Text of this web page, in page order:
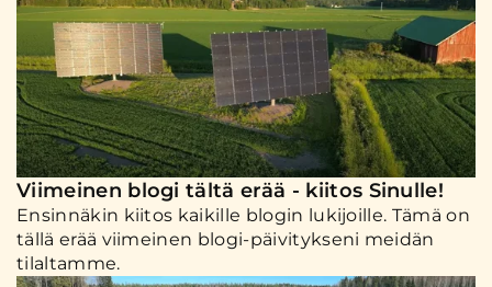
Viimeinen blogi tältä erää - kiitos Sinulle!
Ensinnäkin kiitos kaikille blogin lukijoille. Tämä on
tällä erää viimeinen blogi-päivitykseni meidän
tilaltamme.